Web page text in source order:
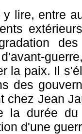
y lire, entre
la paix. Il
des
chez Jean
la durée
d'une